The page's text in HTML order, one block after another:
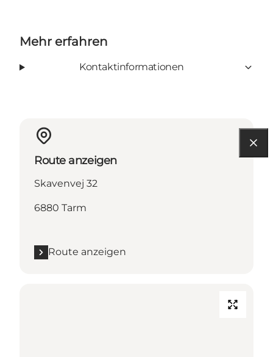
Mehr erfahren
Kontaktinformationen
Route anzeigen
Skavenvej 32
6880 Tarm
Route anzeigen